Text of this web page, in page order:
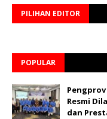
PILIHAN EDITOR
POPULAR
Resmi
dan